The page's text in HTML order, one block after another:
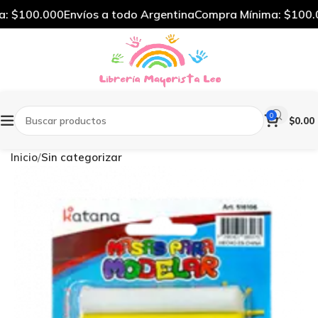
0 $0.00
Inicio Sin categorizar
$100.000Envíos a todo ArgentinaCompra Mínima: